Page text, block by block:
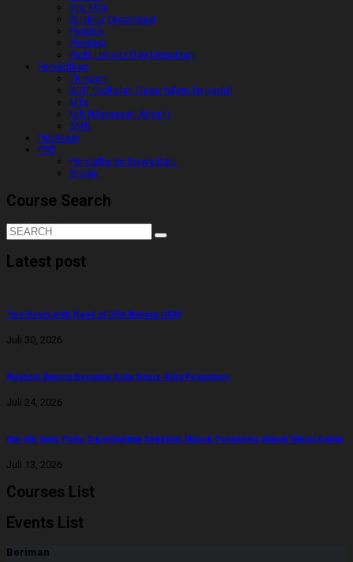
Visi Misi
Struktur Organisasi
Pondok
Prestasi
Profil Ustadz Dan Ustadzah
Pendidikan
TK Islam
SDIT (Sekolah Dasar Islam Terpadu)
MTs
MA (Madrasah Aliyah)
SMK
Publikasi
PSB
Pendaftaran Siswa Baru
Brosur
Course Search
Latest post
Two Hours with Head of UPA Bahasa UNRI
Juli 30, 2026
Ngobrol Bareng bersama Duta Genre Kota Pekanbaru
Juli 24, 2026
Hal-Hal yang Perlu Dipersiapkan Sebelum Masuk Pesantren diawal Tahun Ajaran
Juli 13, 2026
Courses List
Events List
Beriman